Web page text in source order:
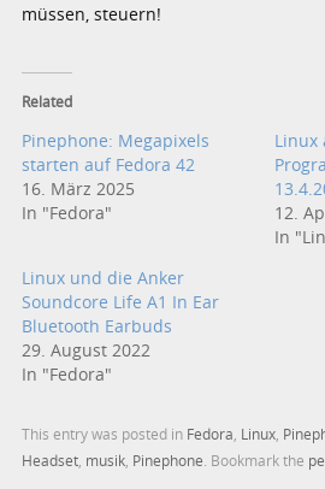
müssen, steuern!
Related
Pinephone: Megapixels
starten auf Fedora 42
16. März 2025
In "Fedora"
Linux
12.
In
Linux und die Anker
Soundcore Life A1 In Ear
Bluetooth Earbuds
29. August 2022
In "Fedora"
This entry was posted in Fedora Linux
Headset musik Pinephone . Bookmark the